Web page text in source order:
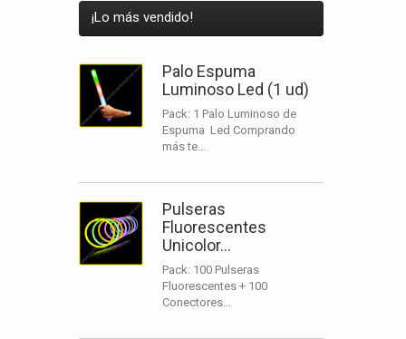
¡Lo más vendido!
Palo Espuma
Luminoso Led (1 ud)
Pack: 1 Palo Luminoso de
Espuma Led Comprando
más te...
Pulseras
Fluorescentes
Unicolor...
Pack: 100 Pulseras
Fluorescentes + 100
Conectores...